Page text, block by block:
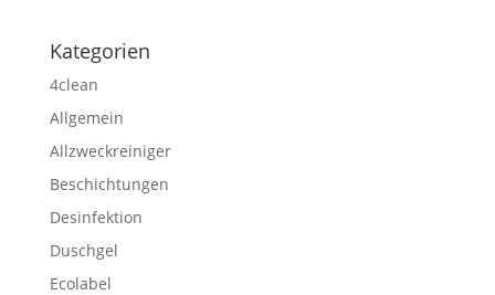
Kategorien
4clean
Allgemein
Allzweckreiniger
Beschichtungen
Desinfektion
Duschgel
Ecolabel